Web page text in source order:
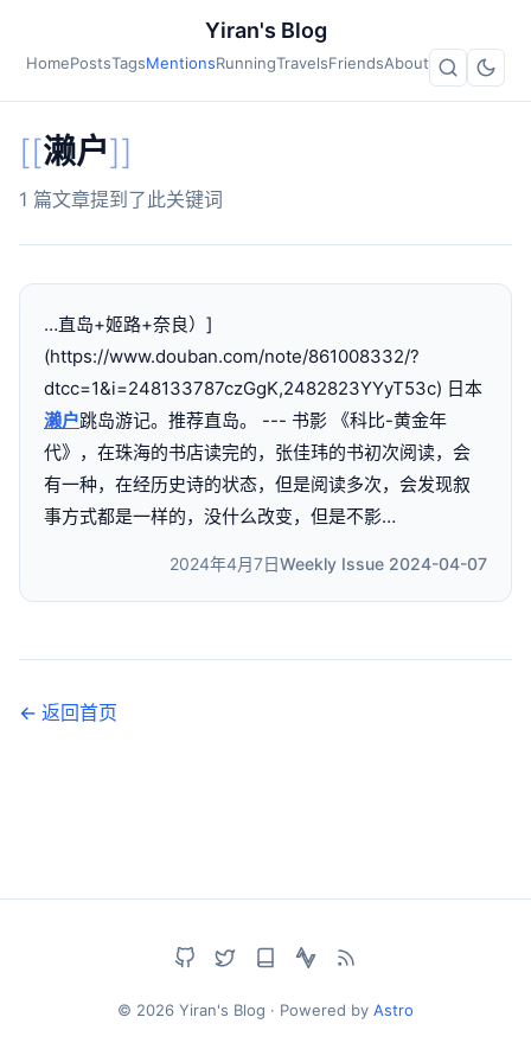
Yiran's Blog
HomePostsTagsMentionsRunningTravelsFriendsAbout
[[濑户]]
1 篇文章提到了此关键词
…直岛+姬路+奈良）]
(https://www.douban.com/note/861008332/?
dtcc=1&i=248133787czGgK,2482823YYyT53c) 日本
濑户跳岛游记。推荐直岛。 --- 书影 《科比-黄金年
代》，在珠海的书店读完的，张佳玮的书初次阅读，会
有一种，在经历史诗的状态，但是阅读多次，会发现叙
事方式都是一样的，没什么改变，但是不影…
2024年4月7日Weekly Issue 2024-04-07
← 返回首页
© 2026 Yiran's Blog · Powered by Astro